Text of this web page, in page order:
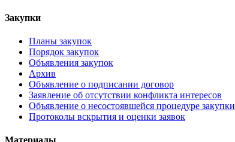
Закупки
Планы закупок
Порядок закупок
Объявления закупок
Архив
Объявление о подписании договор
Заявление об отсутствии конфликта интересов
Объявление о несостоявшейся процедуре закупки
Протоколы вскрытия и оценки заявок